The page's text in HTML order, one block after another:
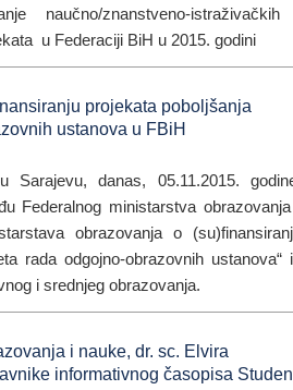
naučno/znanstveno-
u Federaciji BiH u 2015. godini
projekata poboljšanja
ustanova u FBiH
danas, 05.11.2015.
Federalnog ministarstva
obrazovanja o
rada odgojno-obrazovnih ustanova“
i srednjeg obrazovanja.
i nauke, dr. sc. Elvira
informativnog časopisa